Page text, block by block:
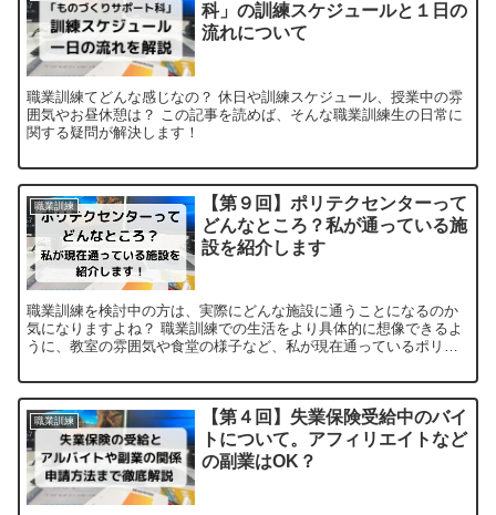
科」の訓練スケジュールと１日の
流れについて
職業訓練てどんな感じなの？ 休日や訓練スケジュール、授業中の雰
囲気やお昼休憩は？ この記事を読めば、そんな職業訓練生の日常に
関する疑問が解決します！
職業訓練
【第９回】ポリテクセンターって
どんなところ？私が通っている施
設を紹介します
職業訓練を検討中の方は、実際にどんな施設に通うことになるのか
気になりますよね？ 職業訓練での生活をより具体的に想像できるよ
うに、教室の雰囲気や食堂の様子など、私が現在通っているポリテ
職業訓練
【第４回】失業保険受給中のバイ
トについて。アフィリエイトなど
の副業はOK？